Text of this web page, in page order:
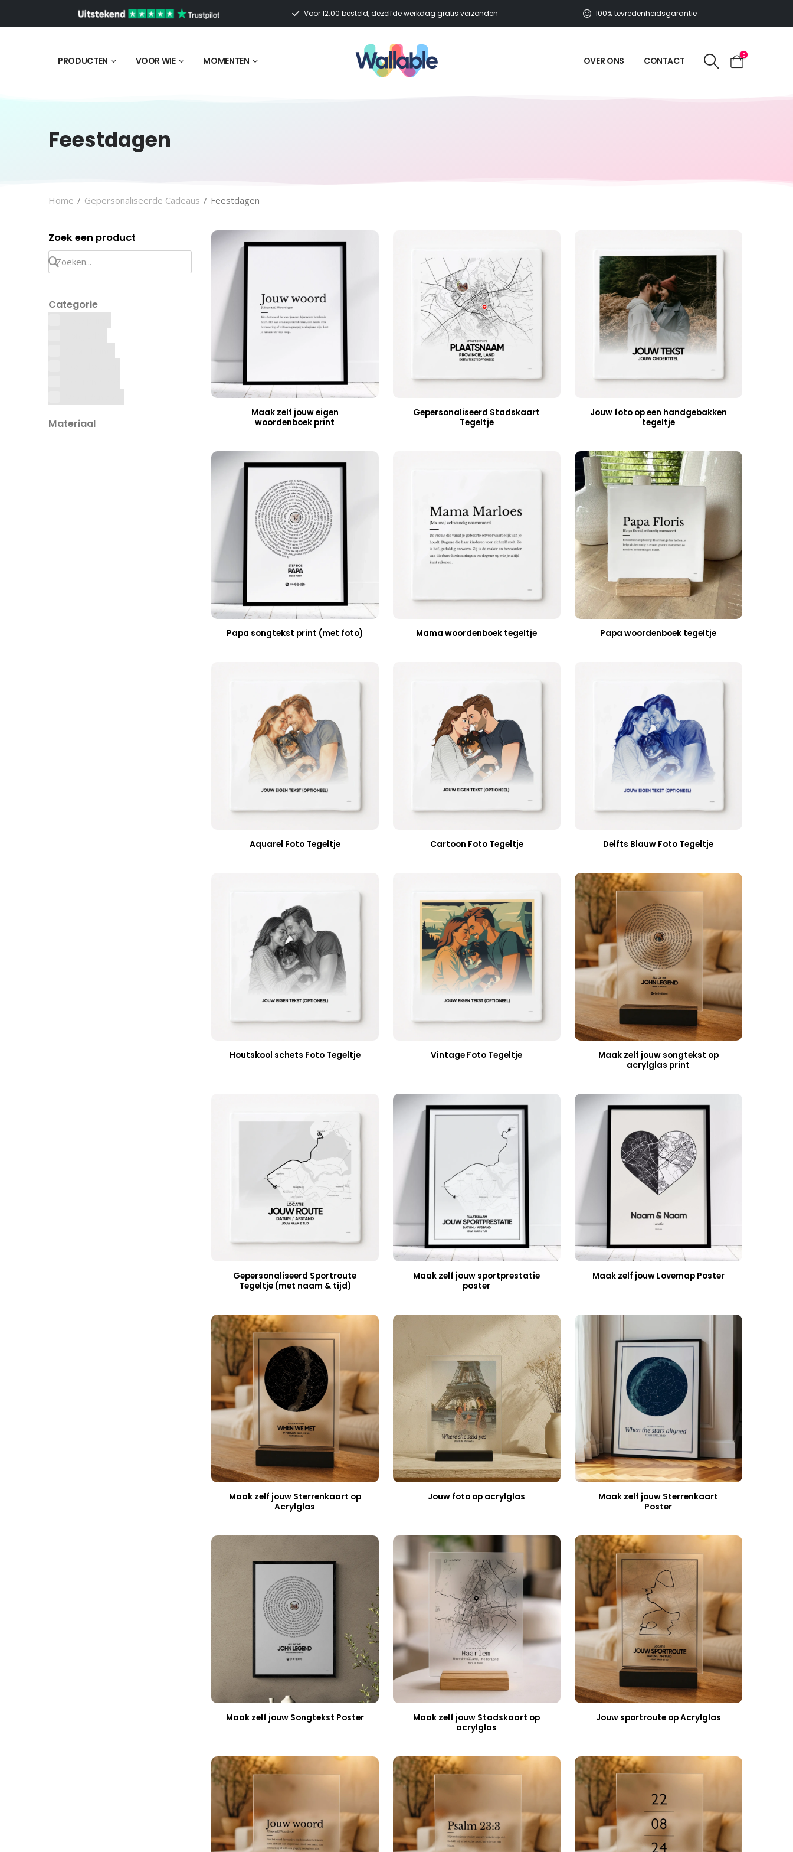
Voor 12:00 besteld, dezelfde werkdag gratis verzonden 100% tevredenheidsgarantie
PRODUCTEN VOOR WIE MOMENTEN OVER ONS CONTACT
0
Feestdagen
Home / Gepersonaliseerde Cadeaus / Feestdagen
Zoek een product
Categorie
Materiaal
Maak zelf jouw eigen
woordenboek print
Gepersonaliseerd Stadskaart
Tegeltje
Jouw foto op een handgebakken
tegeltje
Papa songtekst print (met foto) Mama woordenboek tegeltje Papa woordenboek tegeltje
Aquarel Foto Tegeltje Cartoon Foto Tegeltje Delfts Blauw Foto Tegeltje
Houtskool schets Foto Tegeltje Vintage Foto Tegeltje
Maak zelf jouw songtekst op
acrylglas print
Gepersonaliseerd Sportroute
Tegeltje (met naam & tijd)
Maak zelf jouw sportprestatie
poster
Maak zelf jouw Lovemap Poster
Maak zelf jouw Sterrenkaart op
Acrylglas
Jouw foto op acrylglas
Maak zelf jouw Sterrenkaart
Poster
Maak zelf jouw Songtekst Poster
Maak zelf jouw Stadskaart op
acrylglas
Jouw sportroute op Acrylglas